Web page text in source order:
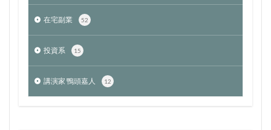
在宅副業 52
投資系 15
講演家 鴨頭嘉人 12